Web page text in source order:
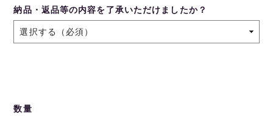
納品・返品等の内容を了承いただけましたか？
数量